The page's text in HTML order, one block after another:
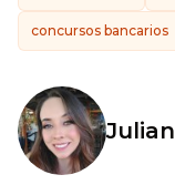
concursos bancarios